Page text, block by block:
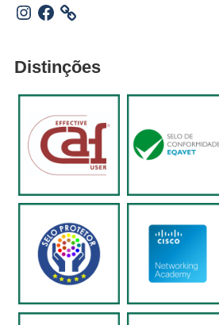
Instagram
Facebook
Distinções